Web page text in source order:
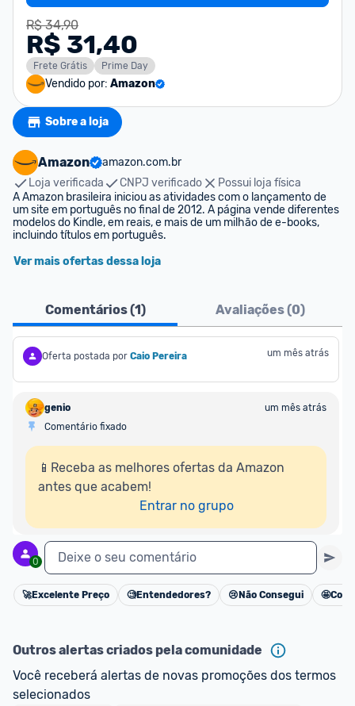
R$ 34,90
R$ 31,40
Frete Grátis Prime Day
Vendido por: Amazon
Sobre a loja
Amazon
amazon.com.br
Loja verificada
CNPJ verificado
Possui loja física
A Amazon brasileira iniciou as atividades com o lançamento de
um site em português no final de 2012. A página vende diferentes
modelos do Kindle, em reais, e mais de um milhão de e-books,
incluindo títulos em português.
Ver mais ofertas dessa loja
Comentários (1) Avaliações (0)
Oferta postada por Caio Pereira um mês atrás
genio
um mês atrás
Comentário fixado
📱Receba as melhores ofertas da Amazon
antes que acabem!
Entrar no grupo
0 Deixe o seu comentário
Cancelar
🚀Excelente Preço 🧐Entendedores? 😢 Não Consegui 🤩
Outros alertas criados pela comunidade
Você receberá alertas de novas promoções dos termos
selecionados